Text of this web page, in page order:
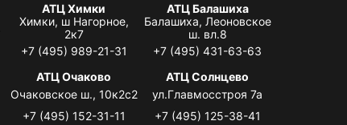
АТЦ Химки
Химки, ш Нагорное,
2к7
+7 (495) 989-21-31
АТЦ Балашиха
Балашиха, Леоновское
ш. вл.8
+7 (495) 431-63-63
АТЦ Очаково
Очаковское ш., 10к2с2
+7 (495) 152-31-11
АТЦ Солнцево
ул.Главмосстроя 7а
+7 (495) 125-38-41